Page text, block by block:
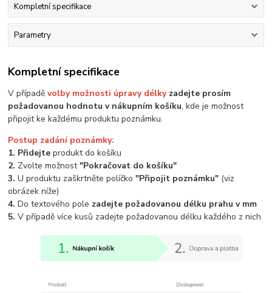
Kompletní specifikace
Parametry
Kompletní specifikace
V případěvolby možnosti úpravy délkyzadejte prosím
požadovanou hodnotu v nákupním košíku, kde je možnost
připojit ke každému produktu poznámku.
Postup zadání poznámky:
1. Přidejte produkt do košíku
2. Zvolte možnost"Pokračovat do košíku"
3.U produktu zaškrtněte políčko"Připojit poznámku" (viz
obrázek níže)
4.Do textového pole zadejte požadovanou délku prahu v mm
5.V případě více kusů zadejte požadovanou délku každého z nich